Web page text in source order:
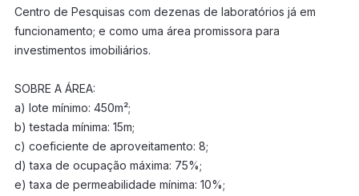
Centro de Pesquisas com dezenas de laboratórios já em
funcionamento; e como uma área promissora para
investimentos imobiliários.
SOBRE A ÁREA:
a) lote mínimo: 450m²;
b) testada mínima: 15m;
c) coeficiente de aproveitamento: 8;
d) taxa de ocupação máxima: 75%;
e) taxa de permeabilidade mínima: 10%;